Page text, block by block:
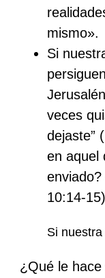
mismo».
Si
veces
dejaste”
en aquel
enviado?
10:14-
Si
¿Qué le